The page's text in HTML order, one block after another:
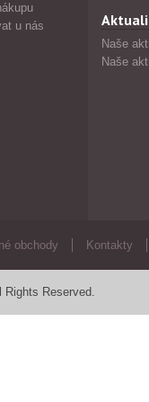
u nás
Naše
Naše
obchody Kontakty
Reserved.